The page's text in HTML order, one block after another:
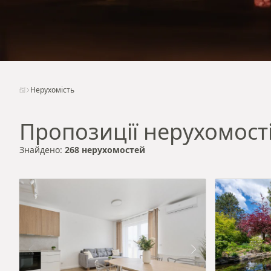
Нерухомість
Пропозиції
Знайдено: 268 нерухомостей